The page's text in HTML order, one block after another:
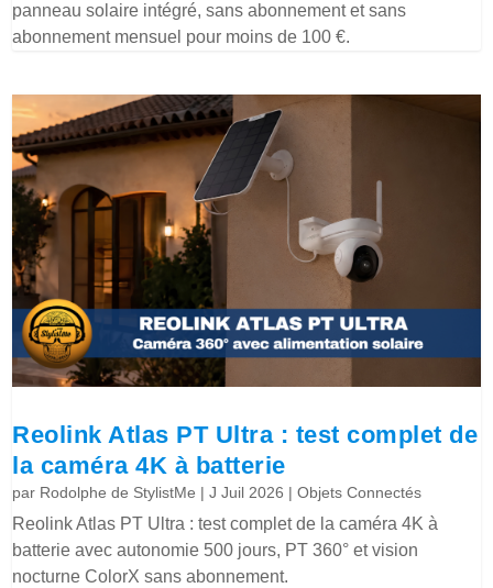
panneau solaire intégré, sans abonnement et sans
abonnement mensuel pour moins de 100 €.
Reolink Atlas PT Ultra : test complet de
la caméra 4K à batterie
par Rodolphe de StylistMe |J Juil 2026 |Objets Connectés
Reolink Atlas PT Ultra : test complet de la caméra 4K à
batterie avec autonomie 500 jours, PT 360° et vision
nocturne ColorX sans abonnement.